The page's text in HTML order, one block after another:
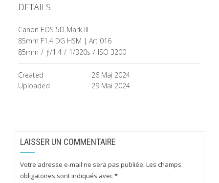
DETAILS
Canon EOS 5D Mark III
85mm F1.4 DG HSM | Art 016
85mm / ƒ/1.4 / 1/320s / ISO 3200
Created
26 Mai 2024
Uploaded
29 Mai 2024
LAISSER UN COMMENTAIRE
Votre adresse e-mail ne sera pas publiée. Les champs
obligatoires sont indiqués avec*